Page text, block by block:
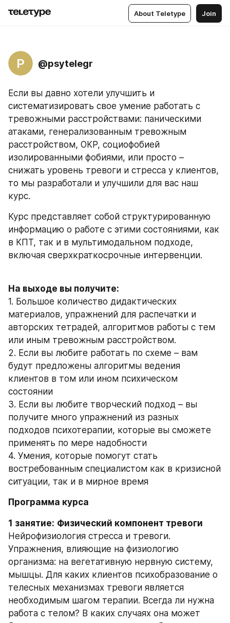
About Teletype Join
P @psytelegr
Если вы давно хотели улучшить и
систематизировать свое умение работать с
тревожными расстройствами: паническими
атаками, генерализованным тревожным
расстройством, ОКР, социофобией
изолированными фобиями, или просто –
снижать уровень тревоги и стресса у клиентов,
то мы разработали и улучшили для вас наш
курс.
Курс представляет собой структурированную
информацию о работе с этими состояниями, как
в КПТ, так и в мультимодальном подходе,
включая сверхкраткосрочные интервенции.
На выходе вы получите:
1. Большое количество дидактических
материалов, упражнений для распечатки и
авторских тетрадей, алгоритмов работы с тем
или иным тревожным расстройством.
2. Если вы любите работать по схеме – вам
будут предложены алгоритмы ведения
клиентов в том или ином психическом
состоянии
3. Если вы любите творческий подход – вы
получите много упражнений из разных
подходов психотерапии, которые вы сможете
применять по мере надобности
4. Умения, которые помогут стать
востребованным специалистом как в кризисной
ситуации, так и в мирное время
Программа курса
1 занятие: Физический компонент тревоги
Нейрофизиология стресса и тревоги.
Упражнения, влияющие на физиологию
организма: на вегетативную нервную систему,
мышцы. Для каких клиентов психобразование о
телесных механизмах тревоги является
необходимым шагом терапии. Всегда ли нужна
работа с телом? В каких случаях она может